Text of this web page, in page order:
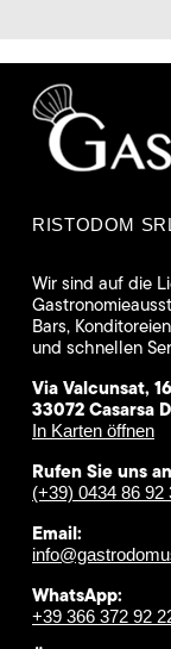
RISTODOM
Wir sind auf die
Bars,
und schnellen
Via Valcunsat, 16
33072 Casarsa
In Karten öffnen
Rufen Sie uns
(+39) 0434 86 92
Email:
WhatsApp:
+39 366 372 92